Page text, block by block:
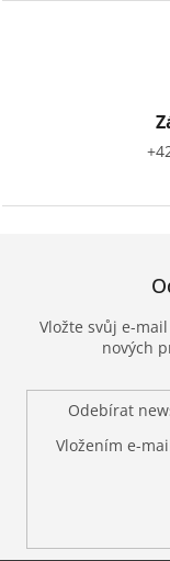
Vložte svůj e-
nových
Odebírat
Vložením e-